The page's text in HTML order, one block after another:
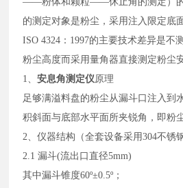
的测定对象是粉尘，采用注入限定底
ISO 4324：1997的主要技术差异是不
粉尘高度而采用量角器直接测定粉尘
1、安息角测定仪 原理
足够满溢料盘的粉尘从漏斗口注入到
积斜面与底部水平面所夹锐角，即粉
2、仪器结构（全套设备采用304不锈
2.1 漏斗(流出口直径5mm)
其中漏斗锥度60º±0.5º；